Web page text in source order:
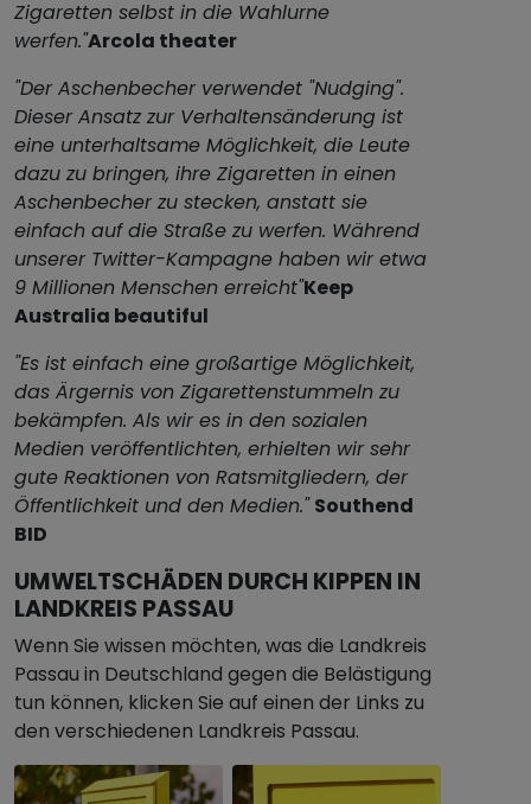
Zigaretten selbst in die Wahlurne
werfen."Arcola theater
"Der Aschenbecher verwendet "Nudging".
Dieser Ansatz zur Verhaltensänderung ist
eine unterhaltsame Möglichkeit, die Leute
dazu zu bringen, ihre Zigaretten in einen
Aschenbecher zu stecken, anstatt sie
einfach auf die Straße zu werfen. Während
unserer Twitter-Kampagne haben wir etwa
9 Millionen Menschen erreicht"Keep
Australia beautiful
"Es ist einfach eine großartige Möglichkeit,
das Ärgernis von Zigarettenstummeln zu
bekämpfen. Als wir es in den sozialen
Medien veröffentlichten, erhielten wir sehr
gute Reaktionen von Ratsmitgliedern, der
Öffentlichkeit und den Medien." Southend
BID
UMWELTSCHÄDEN DURCH KIPPEN IN
LANDKREIS PASSAU
Wenn Sie wissen möchten, was die Landkreis
Passau in Deutschland gegen die Belästigung
tun können, klicken Sie auf einen der Links zu
den verschiedenen Landkreis Passau.